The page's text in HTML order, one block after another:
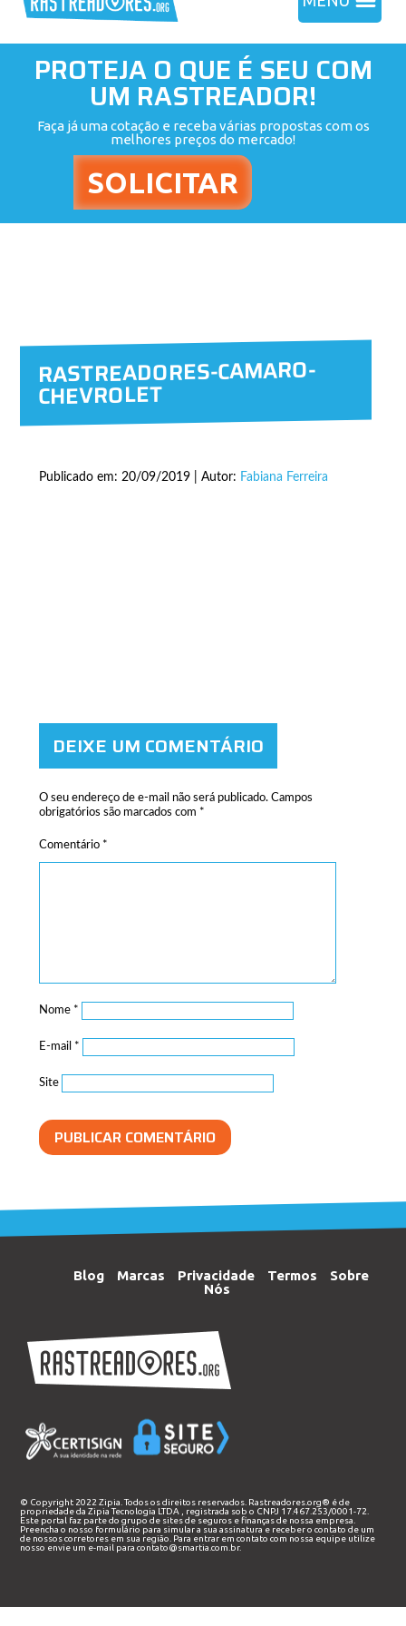
PROTEJA O QUE É SEU COM
UM RASTREADOR!
Faça já uma cotação e receba várias propostas com os
melhores preços do mercado!
RASTREADORES-CAMARO-
CHEVROLET
Publicado em: 20/09/2019 | Autor: Fabiana Ferreira
DEIXE UM COMENTÁRIO
O seu endereço de e-mail não será publicado. Campos
obrigatórios são marcados com *
Comentário *
Nome *
E-mail *
Site
Blog Marcas Privacidade Termos
Sobre
Nós
© Copyright 2022 Zipia. Todos os direitos reservados. Rastreadores.org® é de
propriedade daZipia Tecnologia LTDA
, registrada sob o CNPJ 17.467.253/0001-72.
Este portal faz parte do grupo de sites de seguros e finanças de nossa empresa.
Preencha o nosso formulário para simular a sua assinatura e receber o contato de um
de nossos corretores em sua região. Para entrar em contato com nossa equipe utilize
nosso envie um e-mail paracontato@smartia.com.br.